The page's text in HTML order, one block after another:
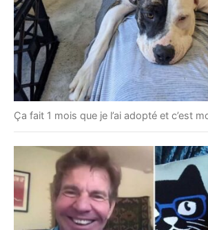
Ça fait 1 mois que je l’ai adopté et c’est